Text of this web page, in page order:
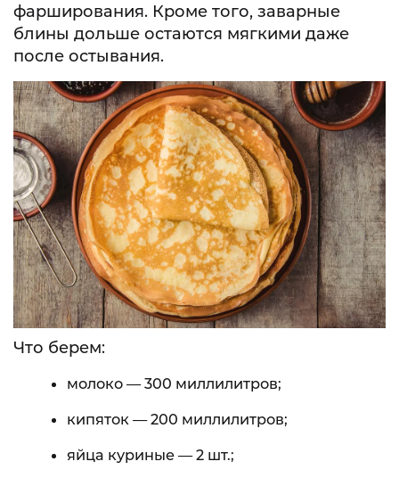
фарширования. Кроме того, заварные
блины дольше остаются мягкими даже
после остывания.
Что берем:
молоко — 300 миллилитров;
кипяток — 200 миллилитров;
яйца куриные — 2 шт.;